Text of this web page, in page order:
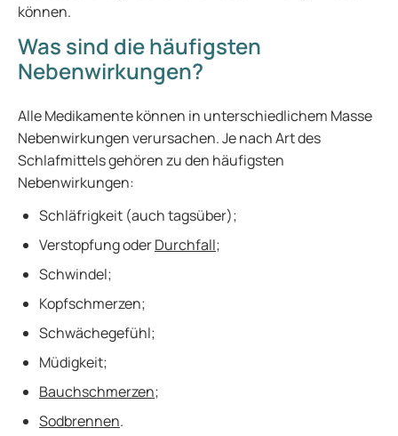
können.
Was sind die häufigsten
Nebenwirkungen?
Alle Medikamente können in unterschiedlichem Masse
Nebenwirkungen verursachen. Je nach Art des
Schlafmittels gehören zu den häufigsten
Nebenwirkungen:
Schläfrigkeit (auch tagsüber);
Verstopfung oderDurchfall;
Schwindel;
Kopfschmerzen;
Schwächegefühl;
Müdigkeit;
Bauchschmerzen;
Sodbrennen.